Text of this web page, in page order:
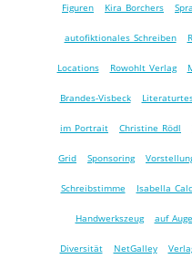
Figuren Kira Borchers
autofiktionales Schreiben
Locations Rowohlt Verlag
Brandes-Visbeck
im Portrait Christine Rödl
Grid Sponsoring
Schreibstimme Isabella
Handwerkszeug auf
Diversität NetGalley